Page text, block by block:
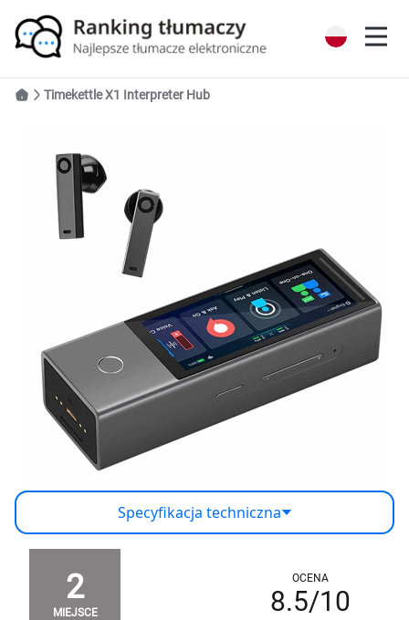
Timekettle X1 Interpreter Hub
Specyfikacja techniczna
2
MIEJSCE
OCENA
8.5/10